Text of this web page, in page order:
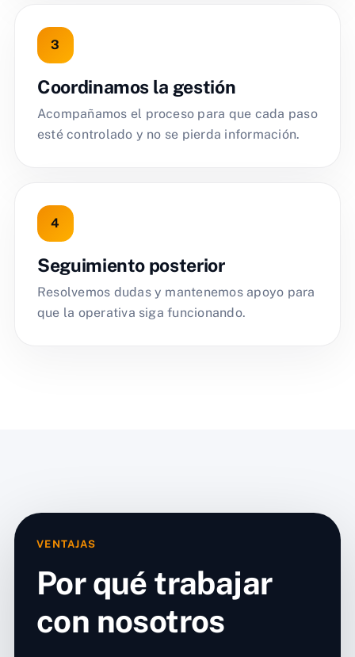
Coordinamos la gestión
Acompañamos el proceso para que cada paso
esté controlado y no se pierda información.
Seguimiento posterior
Resolvemos dudas y mantenemos apoyo para
que la operativa siga funcionando.
VENTAJAS
Por qué trabajar
con nosotros